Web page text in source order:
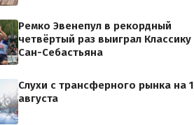
Ремко Эвенепул в рекордный
четвёртый раз выиграл Классику
Сан-Себастьяна
Слухи с трансферного рынка на 1
августа